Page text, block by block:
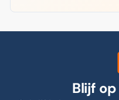
Blijf